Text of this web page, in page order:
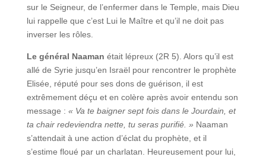
sur le Seigneur, de l’enfermer dans le Temple, mais Dieu
lui rappelle que c’est Lui le Maître et qu’il ne doit pas
inverser les rôles.
Le général Naaman était lépreux (2R 5). Alors qu’il est
allé de Syrie jusqu’en Israël pour rencontrer le prophète
Elisée, réputé pour ses dons de guérison, il est
extrêmement déçu et en colère après avoir entendu son
message : « Va te baigner sept fois dans le Jourdain, et
ta chair redeviendra nette, tu seras purifié. » Naaman
s’attendait à une action d’éclat du prophète, et il
s’estime floué par un charlatan. Heureusement pour lui,